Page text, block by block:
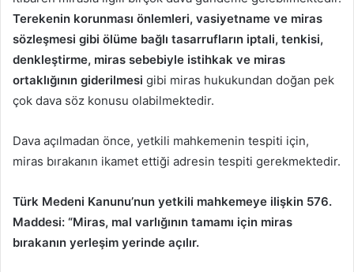
Terekenin korunması önlemleri, vasiyetname ve miras
sözleşmesi gibi ölüme bağlı tasarrufların iptali, tenkisi,
denkleştirme, miras sebebiyle istihkak ve miras
ortaklığının giderilmesi gibi miras hukukundan doğan pek
çok dava söz konusu olabilmektedir.
Dava açılmadan önce, yetkili mahkemenin tespiti için,
miras bırakanın ikamet ettiği adresin tespiti gerekmektedir.
Türk Medeni Kanunu’nun yetkili mahkemeye ilişkin 576.
Maddesi: “Miras, mal varlığının tamamı için miras
bırakanın yerleşim yerinde açılır.